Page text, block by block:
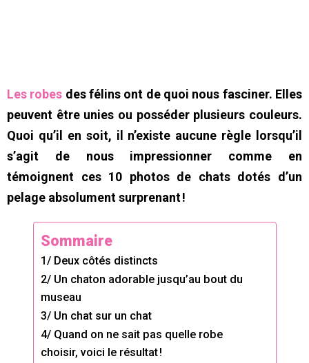
Les robes des félins ont de quoi nous fasciner. Elles
peuvent être unies ou posséder plusieurs couleurs.
Quoi qu’il en soit, il n’existe aucune règle lorsqu’il
s’agit de nous impressionner comme en
témoignent ces 10 photos de chats dotés d’un
pelage absolument surprenant !
Sommaire
1/ Deux côtés distincts
2/ Un chaton adorable jusqu’au bout du
museau
3/ Un chat sur un chat
4/ Quand on ne sait pas quelle robe
choisir, voici le résultat !